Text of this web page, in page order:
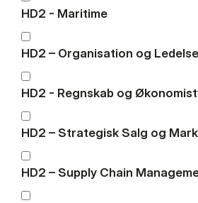
HD2 - Maritime
HD2 – Organisation og Ledelse
HD2 - Regnskab og
HD2 – Strategisk Salg og
HD2 – Supply Chain